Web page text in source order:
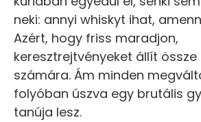
neki: annyi whiskyt ihat,
Azért, hogy friss maradjon,
keresztrejtvényeket állít
számára. Ám minden
folyóban úszva egy brutális
tanúja lesz.